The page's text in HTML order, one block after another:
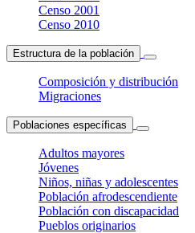
Censo 2001
Censo 2010
Estructura de la población
Composición y distribución
Migraciones
Poblaciones específicas
Adultos mayores
Jóvenes
Niños, niñas y adolescentes
Población afrodescendiente
Población con discapacidad
Pueblos originarios